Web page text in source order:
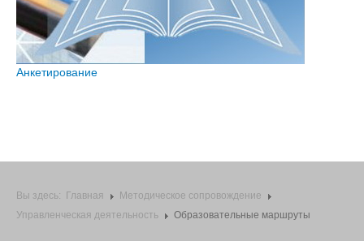
Анкетирование
Вы здесь: Главная
Методическое сопровождение
Управленческая деятельность
Образовательные маршруты